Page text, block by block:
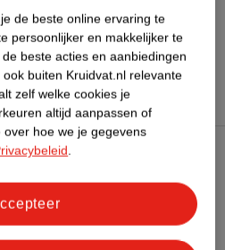
de beste online ervaring te
persoonlijker en makkelijker te
beste acties en aanbiedingen
buiten Kruidvat.nl relevante
zelf welke cookies je
altijd aanpassen of
over hoe we je gegevens
.